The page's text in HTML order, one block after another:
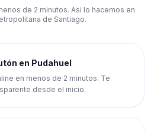
de 2 minutos. Asi lo hacemos en
de Santiago.
en Pudahuel
en menos de 2 minutos. Te
desde el inicio.